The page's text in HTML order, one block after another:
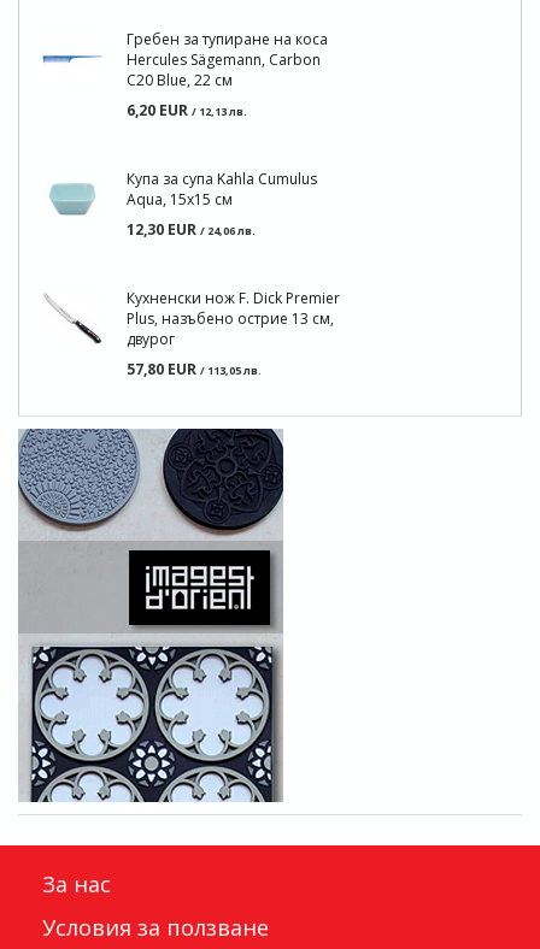
Гребен за тупиране на коса
Hercules Sägemann, Carbon
C20 Blue, 22 см
6,20 EUR / 12,13 лв.
Купа за супа Kahla Cumulus
Aqua, 15х15 см
12,30 EUR / 24,06 лв.
Кухненски нож F. Dick Premier
Plus, назъбено острие 13 см,
двурог
57,80 EUR / 113,05 лв.
За нас
Условия за ползване